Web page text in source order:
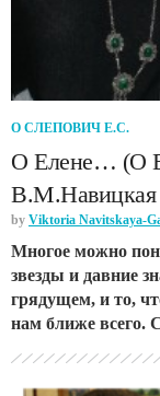
О СЛЕПОВИЧ Е.С.
О Елене… (О
В.М.Навицкая
by Viktoria Navitskaya-
Многое можно
звезды и давние
грядущем, и то,
нам ближе всего.